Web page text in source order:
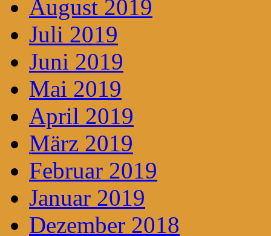
August 2019
Juli 2019
Juni 2019
Mai 2019
April 2019
März 2019
Februar 2019
Januar 2019
Dezember 2018